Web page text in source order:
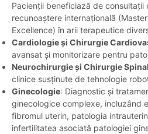
Pacienții beneficiază de consultații
recunoaștere internațională
Excellence) în arii terapeutice
Cardiologie și Chirurgie
avansat și monitorizare pentru
Neurochirurgie și Chirurgie
clinice susținute de tehnologie
Ginecologie: Diagnostic și
ginecologice complexe, incluzând
fibromul uterin, patologia
infertilitatea asociată patologiei